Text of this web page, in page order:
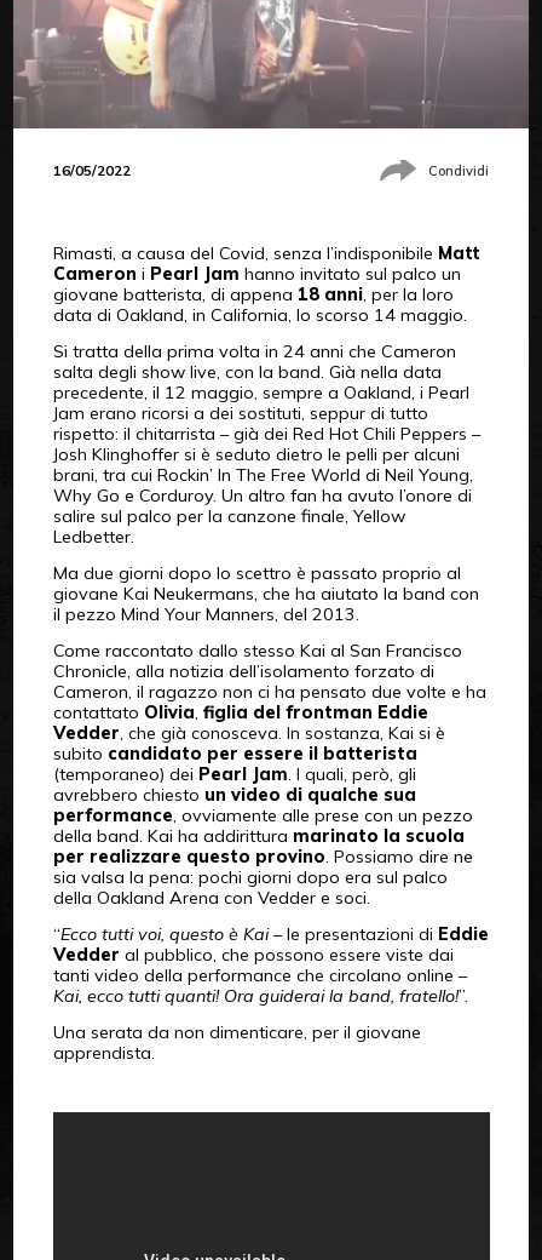
16/05/2022 Condividi
Rimasti, a causa del Covid, senza l’indisponibile Matt
Cameron i Pearl Jam hanno invitato sul palco un
giovane batterista, di appena 18 anni, per la loro
data di Oakland, in California, lo scorso 14 maggio.
Si tratta della prima volta in 24 anni che Cameron
salta degli show live, con la band. Già nella data
precedente, il 12 maggio, sempre a Oakland, i Pearl
Jam erano ricorsi a dei sostituti, seppur di tutto
rispetto: il chitarrista – già dei Red Hot Chili Peppers –
Josh Klinghoffer si è seduto dietro le pelli per alcuni
brani, tra cui Rockin’ In The Free World di Neil Young,
Why Go e Corduroy. Un altro fan ha avuto l’onore di
salire sul palco per la canzone finale, Yellow
Ledbetter.
Ma due giorni dopo lo scettro è passato proprio al
giovane Kai Neukermans, che ha aiutato la band con
il pezzo Mind Your Manners, del 2013.
Come raccontato dallo stesso Kai al San Francisco
Chronicle, alla notizia dell’isolamento forzato di
Cameron, il ragazzo non ci ha pensato due volte e ha
contattato Olivia, figlia del frontman Eddie
Vedder, che già conosceva. In sostanza, Kai si è
subito candidato per essere il batterista
(temporaneo) dei Pearl Jam. I quali, però, gli
avrebbero chiesto un video di qualche sua
performance, ovviamente alle prese con un pezzo
della band. Kai ha addirittura marinato la scuola
per realizzare questo provino. Possiamo dire ne
sia valsa la pena: pochi giorni dopo era sul palco
della Oakland Arena con Vedder e soci.
“Ecco tutti voi, questo è Kai– le presentazioni di Eddie
Vedder al pubblico, che possono essere viste dai
tanti video della performance che circolano online –
Kai, ecco tutti quanti! Ora guiderai la band, fratello!”.
Una serata da non dimenticare, per il giovane
apprendista.